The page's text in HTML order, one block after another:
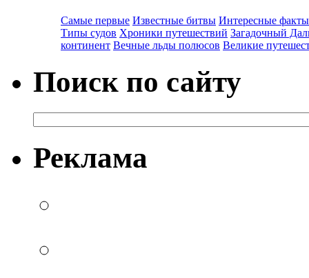
Самые первые Известные битвы Интересные факты
Типы судов Хроники путешествий Загадочный
континент Вечные льды полюсов Великие
Поиск по сайту
Реклама